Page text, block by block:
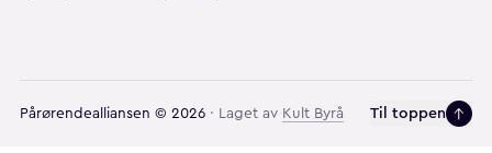
Pårørendealliansen © 2026 · Laget av Kult Byrå Til toppen